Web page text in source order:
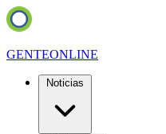
GENTEONLINE
Noticias